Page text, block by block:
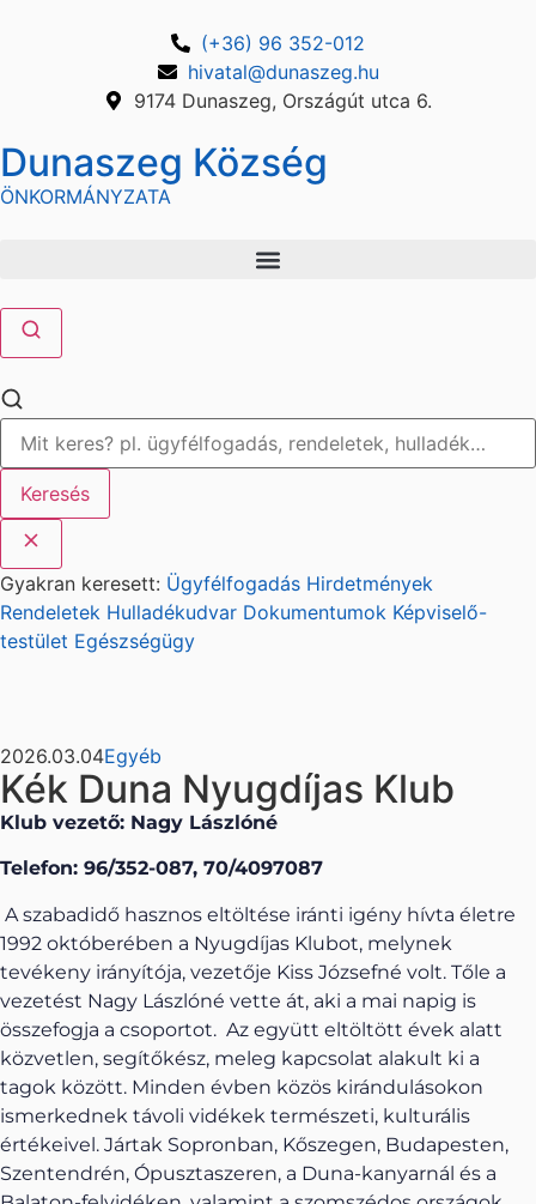
(+36) 96 352-012
hivatal@dunaszeg.hu
9174 Dunaszeg, Országút utca 6.
Dunaszeg Község
ÖNKORMÁNYZATA
Keresés
Gyakran keresett: Ügyfélfogadás Hirdetmények
Rendeletek Hulladékudvar Dokumentumok Képviselő-
testület Egészségügy
2026.03.04Egyéb
Kék Duna Nyugdíjas Klub
Klub vezető: Nagy Lászlóné
Telefon: 96/352-087, 70/4097087
A szabadidő hasznos eltöltése iránti igény hívta életre
1992 októberében a Nyugdíjas Klubot, melynek
tevékeny irányítója, vezetője Kiss Józsefné volt. Tőle a
vezetést Nagy Lászlóné vette át, aki a mai napig is
összefogja a csoportot. Az együtt eltöltött évek alatt
közvetlen, segítőkész, meleg kapcsolat alakult ki a
tagok között. Minden évben közös kirándulásokon
ismerkednek távoli vidékek természeti, kulturális
értékeivel. Jártak Sopronban, Kőszegen, Budapesten,
Szentendrén, Ópusztaszeren, a Duna-kanyarnál és a